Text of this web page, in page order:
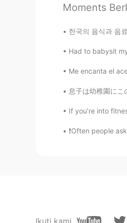
自転車を
楽しかっ
楽しかっ
Moments
한국의 음식과 음료는 아주
Had to babysit
Me encanta el
息子は幼稚園にこのクリ
If you’re into
❗Often people
Ikuti kami